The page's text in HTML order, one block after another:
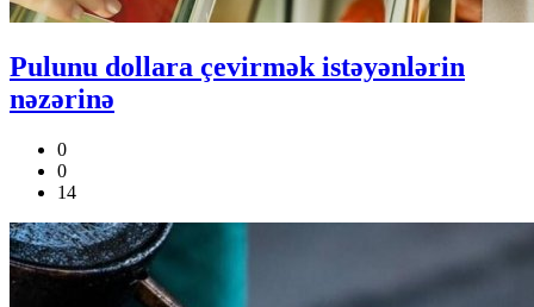
Pulunu dollara çevirmək istəyənlərin
nəzərinə
0
0
14